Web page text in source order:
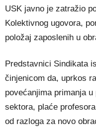
USK javno je zatražio
Kolektivnog ugovora,
položaj zaposlenih u
Predstavnici Sindikata
činjenicom da, uprkos
povećanjima primanja
sektora, plaće
od razloga za novo